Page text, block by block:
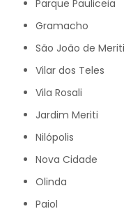
Parque Pauliceia
Gramacho
São João de Meriti
Vilar dos Teles
Vila Rosali
Jardim Meriti
Nilópolis
Nova Cidade
Olinda
Paiol